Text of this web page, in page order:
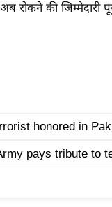
की जिम्मेदारी पूरी
honored in
pays tribute to